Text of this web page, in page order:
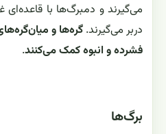
می‌گیرند و دمبرگ‌ها با قاعده‌ای
دربر می‌گیرند. گره‌ها و
فشرده و انبوه کمک می‌کنند.
برگ‌ها